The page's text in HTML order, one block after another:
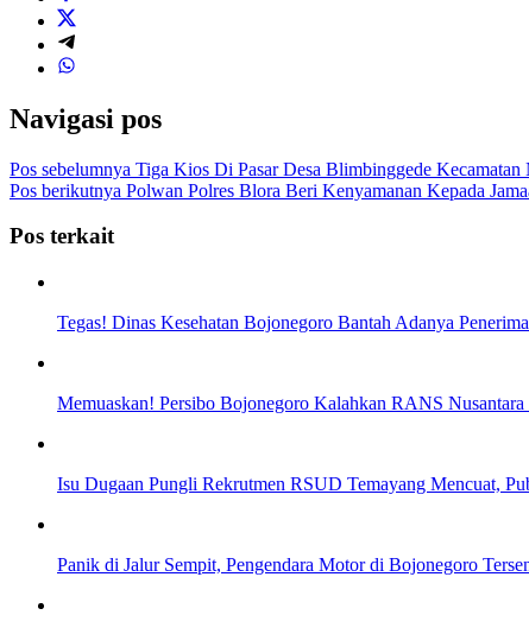
Navigasi pos
Pos sebelumnya Tiga Kios Di Pasar Desa Blimbinggede Kecamatan
Pos berikutnya Polwan Polres Blora Beri Kenyamanan Kepada
Pos terkait
Tegas! Dinas Kesehatan Bojonegoro Bantah Adanya
Memuaskan! Persibo Bojonegoro Kalahkan RANS
Isu Dugaan Pungli Rekrutmen RSUD Temayang Mencuat,
Panik di Jalur Sempit, Pengendara Motor di Bojonegoro